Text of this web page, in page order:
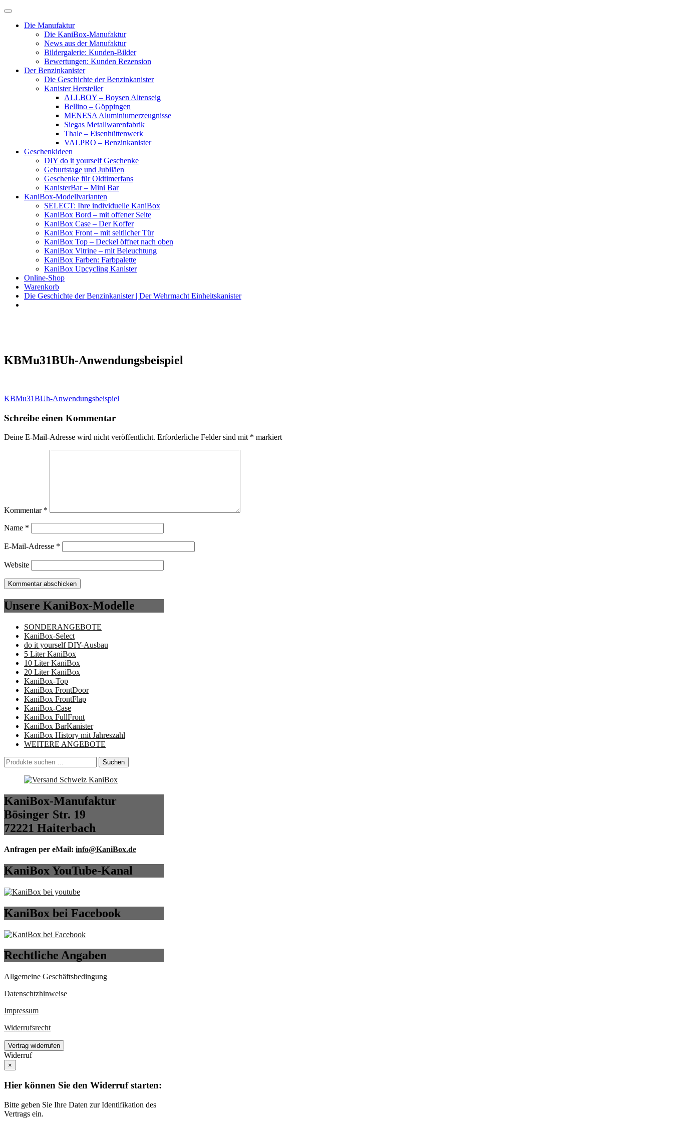
Skip
contentDie Manufaktur
Die KaniBox-Manufaktur
News aus der Manufaktur
Bildergalerie: Kunden-Bilder
Bewertungen: Kunden Rezension
Der Benzinkanister
Die Geschichte der Benzinkanister
Kanister Hersteller
ALLBOY – Boysen Altenseig
Bellino – Göppingen
MENESA Aluminiumerzeugnisse
Siegas Metallwarenfabrik
Thale – Eisenhüttenwerk
VALPRO – Benzinkanister
Geschenkideen
DIY do it yourself Geschenke
Geburtstage und Jubiläen
Geschenke für Oldtimerfans
KanisterBar – Mini Bar
KaniBox-Modellvarianten
SELECT: Ihre individuelle KaniBox
KaniBox Bord – mit offener Seite
KaniBox Case – Der Koffer
KaniBox Front – mit seitlicher Tür
KaniBox Top – Deckel öffnet nach oben
KaniBox Vitrine – mit Beleuchtung
KaniBox Farben: Farbpalette
KaniBox Upcycling Kanister
Online-Shop
Warenkorb
Die Geschichte der Benzinkanister | Der Wehrmacht Einheitskanister
KBMu31BUh-Anwendungsbeispiel
Beitragsnavigation
KBMu31BUh-Anwendungsbeispiel
Schreibe einen Kommentar
Deine E-Mail-Adresse wird nicht veröffentlicht. Erforderliche Felder sind mit * markiert
Kommentar *
Name *
E-Mail-Adresse *
Website
Unsere KaniBox-Modelle
SONDERANGEBOTE
KaniBox-Select
do it yourself DIY-Ausbau
5 Liter KaniBox
10 Liter KaniBox
20 Liter KaniBox
KaniBox-Top
KaniBox FrontDoor
KaniBox FrontFlap
KaniBox-Case
KaniBox FullFront
KaniBox BarKanister
KaniBox History mit Jahreszahl
WEITERE ANGEBOTE
Suchen
nach:
Suchen
KaniBox-Manufaktur
Bösinger Str. 19
72221 Haiterbach
Anfragen per eMail: info@KaniBox.de
KaniBox YouTube-Kanal
KaniBox bei Facebook
Rechtliche Angaben
Allgemeine Geschäftsbedingung
Datenschtzhinweise
Impressum
Widerrufsrecht
Vertrag widerrufen
Widerruf
×
Hier können Sie den Widerruf starten:
Bitte geben Sie Ihre Daten zur Identifikation des
Vertrags ein.